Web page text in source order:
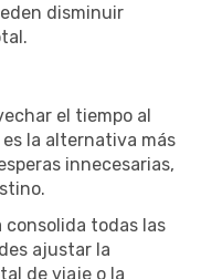
disminuir
el tiempo al
la alternativa más
innecesarias,
consolida todas las
ajustar la
de viaje o la